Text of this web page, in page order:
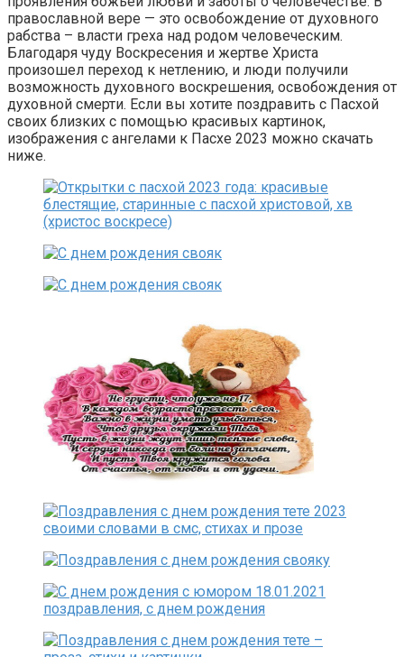
православной вере — это освобождение от духовного
рабства – власти греха над родом человеческим.
Благодаря чуду Воскресения и жертве Христа
произошел переход к нетлению, и люди получили
возможность духовного воскрешения, освобождения от
духовной смерти. Если вы хотите поздравить с Пасхой
своих близких с помощью красивых картинок,
изображения с ангелами к Пасхе 2023 можно скачать
ниже.